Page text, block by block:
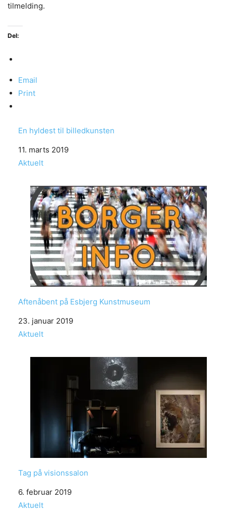
tilmelding.
Del:
Email
Print
En hyldest til billedkunsten
Date
11. marts 2019
In relation to
Aktuelt
Aftenåbent på Esbjerg Kunstmuseum
Date
23. januar 2019
In relation to
Aktuelt
Tag på visionssalon
Date
6. februar 2019
In relation to
Aktuelt